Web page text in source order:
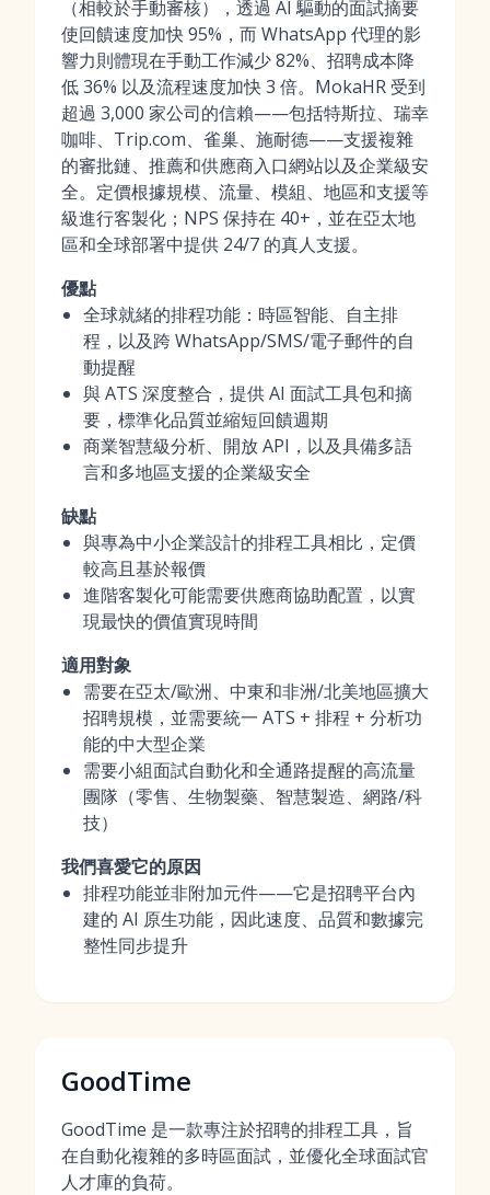
（相較於手動審核），透過 AI 驅動的面試摘要
使回饋速度加快 95%，而 WhatsApp 代理的影
響力則體現在手動工作減少 82%、招聘成本降
低 36% 以及流程速度加快 3 倍。MokaHR 受到
超過 3,000 家公司的信賴——包括特斯拉、瑞幸
咖啡、Trip.com、雀巢、施耐德——支援複雜
的審批鏈、推薦和供應商入口網站以及企業級安
全。定價根據規模、流量、模組、地區和支援等
級進行客製化；NPS 保持在 40+，並在亞太地
區和全球部署中提供 24/7 的真人支援。
優點
全球就緒的排程功能：時區智能、自主排
程，以及跨 WhatsApp/SMS/電子郵件的自
動提醒
與 ATS 深度整合，提供 AI 面試工具包和摘
要，標準化品質並縮短回饋週期
商業智慧級分析、開放 API，以及具備多語
言和多地區支援的企業級安全
缺點
與專為中小企業設計的排程工具相比，定價
較高且基於報價
進階客製化可能需要供應商協助配置，以實
現最快的價值實現時間
適用對象
需要在亞太/歐洲、中東和非洲/北美地區擴大
招聘規模，並需要統一 ATS + 排程 + 分析功
能的中大型企業
需要小組面試自動化和全通路提醒的高流量
團隊（零售、生物製藥、智慧製造、網路/科
技）
我們喜愛它的原因
排程功能並非附加元件——它是招聘平台內
建的 AI 原生功能，因此速度、品質和數據完
整性同步提升
GoodTime
GoodTime 是一款專注於招聘的排程工具，旨
在自動化複雜的多時區面試，並優化全球面試官
人才庫的負荷。